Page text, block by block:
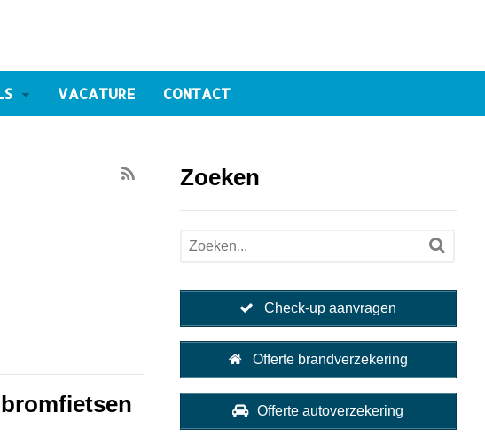
VACATURE CONTACT
Zoeken
Check-up aanvragen
Offerte brandverzekering
Offerte autoverzekering